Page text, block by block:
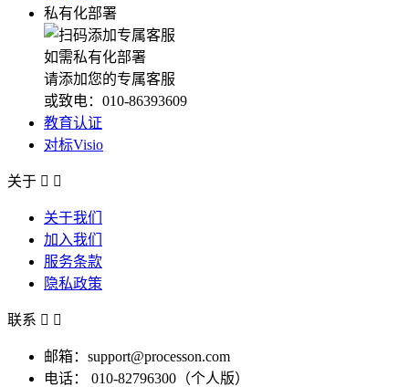
私有化部署
如需私有化部署
请添加您的专属客服
或致电：010-86393609
教育认证
对标Visio
关于  
关于我们
加入我们
服务条款
隐私政策
联系  
邮箱：support@processon.com
电话：
010-82796300（个人版）